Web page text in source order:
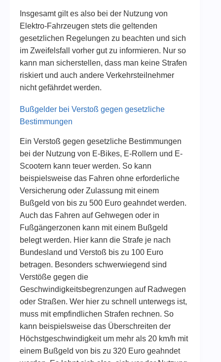
Insgesamt gilt es also bei der Nutzung von
Elektro-Fahrzeugen stets die geltenden
gesetzlichen Regelungen zu beachten und sich
im Zweifelsfall vorher gut zu informieren. Nur so
kann man sicherstellen, dass man keine Strafen
riskiert und auch andere Verkehrsteilnehmer
nicht gefährdet werden.
Bußgelder bei Verstoß gegen gesetzliche
Bestimmungen
Ein Verstoß gegen gesetzliche Bestimmungen
bei der Nutzung von E-Bikes, E-Rollern und E-
Scootern kann teuer werden. So kann
beispielsweise das Fahren ohne erforderliche
Versicherung oder Zulassung mit einem
Bußgeld von bis zu 500 Euro geahndet werden.
Auch das Fahren auf Gehwegen oder in
Fußgängerzonen kann mit einem Bußgeld
belegt werden. Hier kann die Strafe je nach
Bundesland und Verstoß bis zu 100 Euro
betragen. Besonders schwerwiegend sind
Verstöße gegen die
Geschwindigkeitsbegrenzungen auf Radwegen
oder Straßen. Wer hier zu schnell unterwegs ist,
muss mit empfindlichen Strafen rechnen. So
kann beispielsweise das Überschreiten der
Höchstgeschwindigkeit um mehr als 20 km/h mit
einem Bußgeld von bis zu 320 Euro geahndet